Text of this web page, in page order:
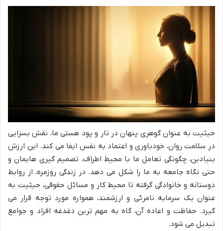
حیثیت به عنوان گوهری پنهان در تار و پود هستی ما، نقش بسزایی
در سلامت روان، خودباوری و اعتماد به نفس ایفا می کند. این ارزش
بنیادین، چگونگی تعامل ما با محیط اطراف، تصمیم گیری هایمان و
حتی نگاه جامعه به ما را شکل می دهد. در زندگی روزمره، از روابط
دوستانه و خانوادگی گرفته تا محیط کار و مسائل حقوقی، حیثیت به
عنوان یک سرمایه نامرئی و ارزشمند، همواره مورد توجه قرار می
گیرد. حفاظت و اعاده آن، گاه به مهم ترین دغدغه افراد و جوامع
تبدیل می شود.